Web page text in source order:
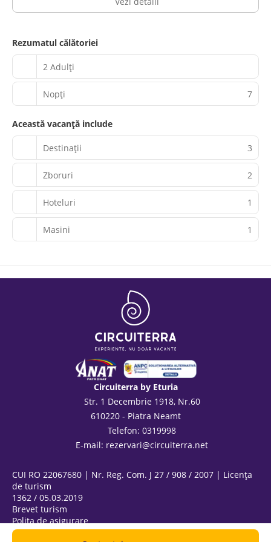
Rezumatul călătoriei
2 Adulți
Nopţi 7
Această vacanță include
Destinații 3
Zboruri 2
Hoteluri 1
Masini 1
Circuiterra by Eturia
Str. 1 Decembrie 1918, Nr.60
610220 - Piatra Neamt
Telefon: 0319998
E-mail: rezervari@circuiterra.net
CUI RO 22067680 | Nr. Reg. Com. J 27 / 908 / 2007 | Licența
de turism
1362 / 05.03.2019
Brevet turism
Polița de asigurare
ANPC